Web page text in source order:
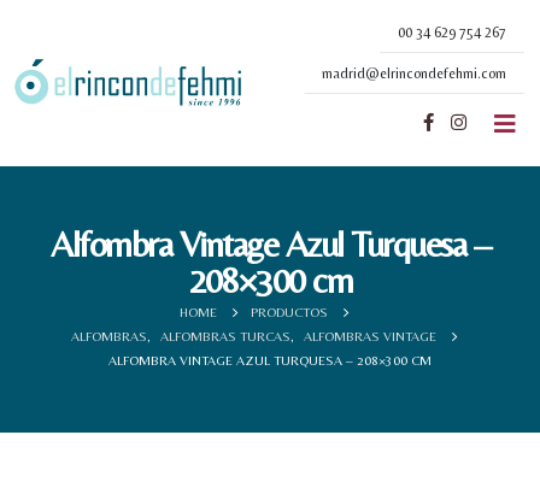
00 34 629 754 267
madrid@elrincondefehmi.com
Alfombra Vintage Azul Turquesa –
208×300 cm
HOME
PRODUCTOS
ALFOMBRAS
ALFOMBRAS TURCAS
ALFOMBRAS VINTAGE
ALFOMBRA VINTAGE AZUL TURQUESA – 208×300 CM